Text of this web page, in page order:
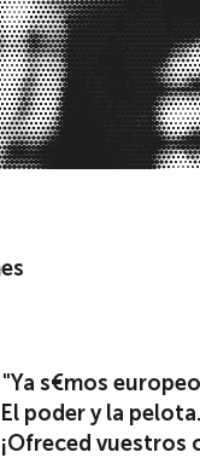
s€mos
poder y la
¡Ofreced vuestros